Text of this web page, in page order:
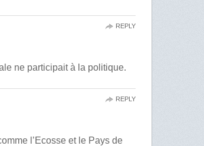
ne participait à la politique.
REPLY
l’Ecosse et le Pays de
REPLY